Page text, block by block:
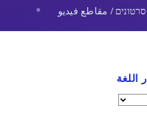
סרטונים / مقاطع فيديو *
اللغة